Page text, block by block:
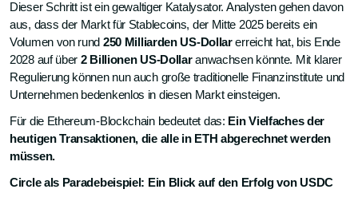
Dieser Schritt ist ein gewaltiger Katalysator. Analysten gehen davon
aus, dass der Markt für Stablecoins, der Mitte 2025 bereits ein
Volumen von rund 250 Milliarden US-Dollarerreicht hat, bis Ende
2028 auf über 2 Billionen US-Dollaranwachsen könnte. Mit klarer
Regulierung können nun auch große traditionelle Finanzinstitute und
Unternehmen bedenkenlos in diesen Markt einsteigen.
Für die Ethereum-Blockchain bedeutet das: Ein Vielfaches der
heutigen Transaktionen, die alle in ETH abgerechnet werden
müssen.
Circle als Paradebeispiel: Ein Blick auf den Erfolg von USDC